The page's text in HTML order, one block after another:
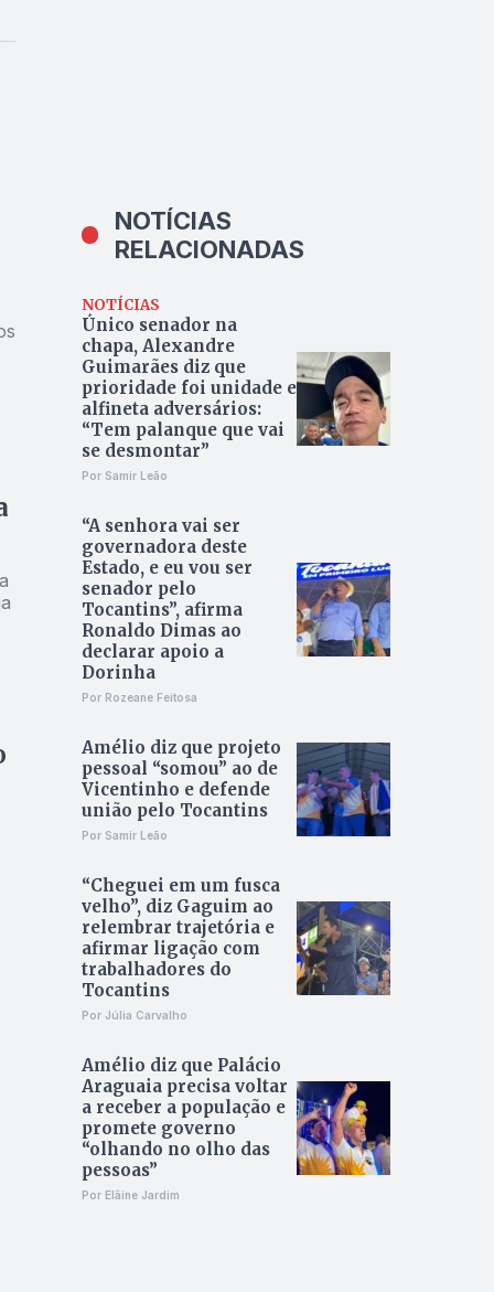
NOTÍCIAS
RELACIONADAS
NOTÍCIAS
Único senador na
chapa, Alexandre
Guimarães diz que
prioridade foi unidade e
alfineta adversários:
“Tem palanque que vai
se desmontar”
Por Samir Leão
“A senhora vai ser
governadora deste
Estado, e eu vou ser
senador pelo
Tocantins”, afirma
Ronaldo Dimas ao
declarar apoio a
Dorinha
Por Rozeane Feitosa
Amélio diz que projeto
pessoal “somou” ao de
Vicentinho e defende
união pelo Tocantins
Por Samir Leão
“Cheguei em um fusca
velho”, diz Gaguim ao
relembrar trajetória e
afirmar ligação com
trabalhadores do
Tocantins
Por Júlia Carvalho
Amélio diz que Palácio
Araguaia precisa voltar
a receber a população e
promete governo
“olhando no olho das
pessoas”
Por Elâine Jardim